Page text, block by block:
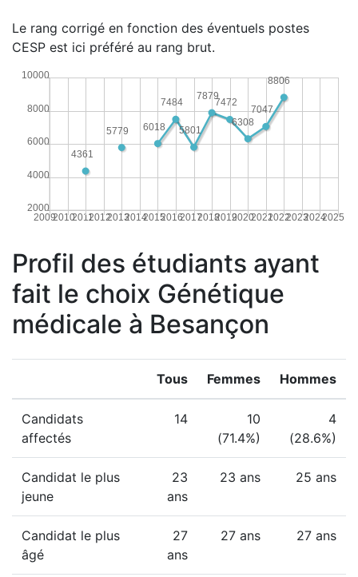
Le rang corrigé en fonction des éventuels postes
CESP est ici préféré au rang brut.
20092010201120122013201420152016201720182019202020212022202320242025
2000
4000
6000
8000
10000 8806
7047
6308
7472
7879
5801
7484
6018
5779
4361
Profil des étudiants ayant
fait le choix Génétique
médicale à Besançon
Tous Femmes Hommes
Candidats
affectés
14
10
(71.4%)
4
(28.6%)
Candidat le plus
jeune
23
ans
23 ans 25 ans
Candidat le plus
âgé
27
ans
27 ans 27 ans